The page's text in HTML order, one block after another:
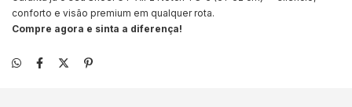
conforto e visão premium em qualquer rota.
Compre agora e sinta a diferença!